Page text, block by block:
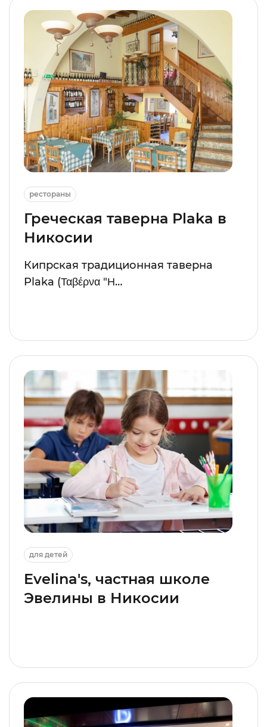
рестораны
Греческая таверна Plaka в
Никосии
Кипрская традиционная таверна
Plaka (Ταβέρνα "Η…
для детей
Evelina's, частная школе
Эвелины в Никосии